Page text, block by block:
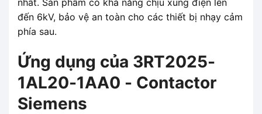
đến 6kV, bảo vệ an toàn cho các thiết bị nhạy cảm
phía sau.
Ứng dụng của 3RT2025-
1AL20-1AA0 - Contactor
Siemens